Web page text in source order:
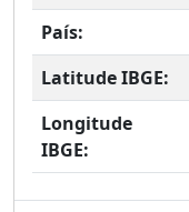
País:
Latitude IBGE:
Longitude
IBGE: